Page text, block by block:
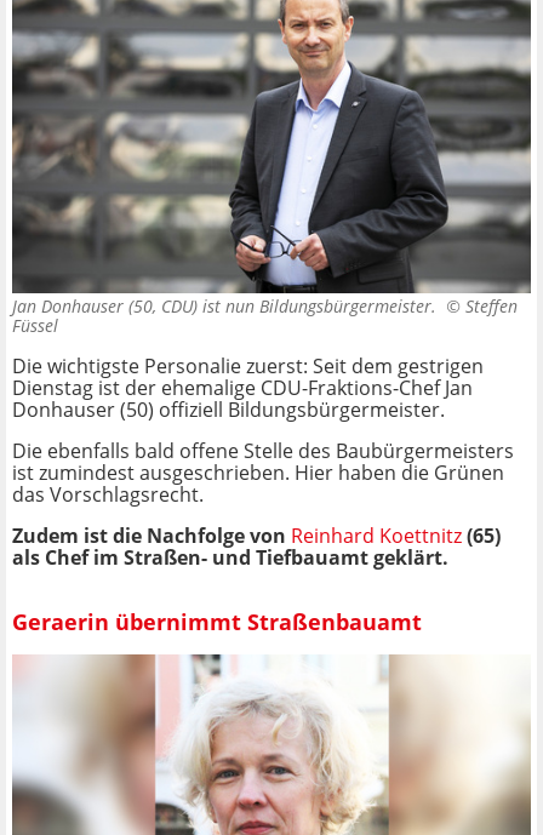
Jan Donhauser (50, CDU) ist nun Bildungsbürgermeister. © Steffen
Füssel
Die wichtigste Personalie zuerst: Seit dem gestrigen
Dienstag ist der ehemalige CDU-Fraktions-Chef Jan
Donhauser (50) offiziell Bildungsbürgermeister.
Die ebenfalls bald offene Stelle des Baubürgermeisters
ist zumindest ausgeschrieben. Hier haben die Grünen
das Vorschlagsrecht.
Zudem ist die Nachfolge von Reinhard Koettnitz(65)
als Chef im Straßen- und Tiefbauamt geklärt.
Geraerin übernimmt Straßenbauamt